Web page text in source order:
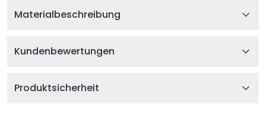
Materialbeschreibung
Kundenbewertungen
Produktsicherheit